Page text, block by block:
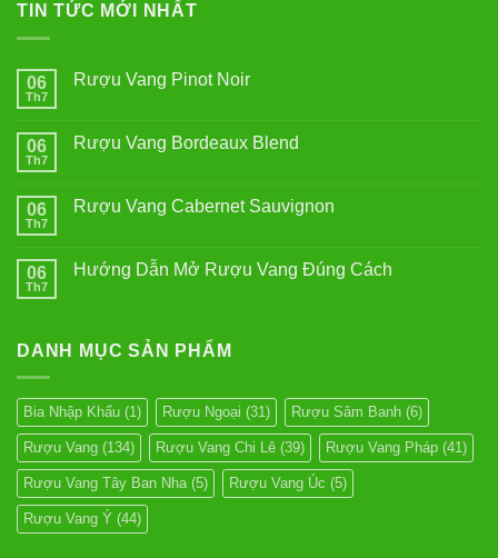
TIN TỨC MỚI NHẤT
06
Th7
Rượu Vang Pinot Noir
luận
Pinot
Noir
06
Th7
Rượu Vang Bordeaux Blend
luận
Bordeaux
Blend
06
Th7
Rượu Vang Cabernet Sauvignon
luận
Sauvignon
06
Th7
Hướng Dẫn Mở Rượu Vang Đúng Cách
Hướng
Rượu
Vang
Đúng
Cách
DANH MỤC SẢN PHẨM
Bia Nhập Khẩu (1) Rượu Ngoại (31) Rượu Sâm Banh (6)
Rượu Vang (134) Rượu Vang Chi Lê (39) Rượu Vang Pháp (41)
Rượu Vang Tây Ban Nha(5) Rượu Vang Úc (5)
Rượu Vang Ý (44)